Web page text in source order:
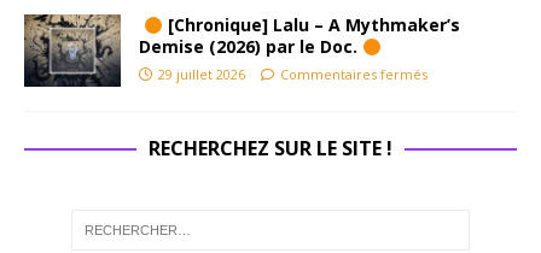
[Chronique] Lalu – A Mythmaker’s
Demise (2026) par le Doc.
29 juillet 2026 Commentaires fermés
RECHERCHEZ SUR LE SITE !